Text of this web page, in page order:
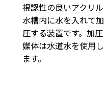
視認性の良いアクリル
水槽内に水を入れて加
圧する装置です。加圧
媒体は水道水を使用し
ます。